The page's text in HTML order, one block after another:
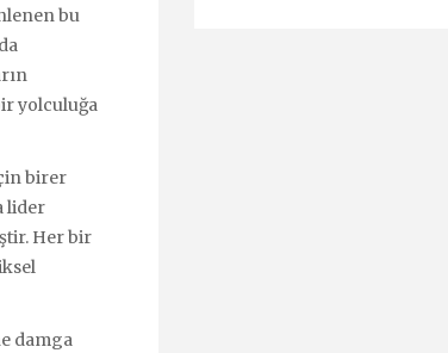
bu
yolculuğa
birer
lider
Her bir
damga